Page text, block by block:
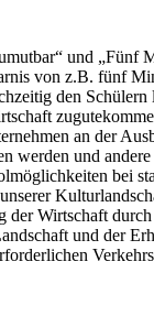
und
von z.B. fünf
den
an der
werden und
bei
Wirtschaft
und der